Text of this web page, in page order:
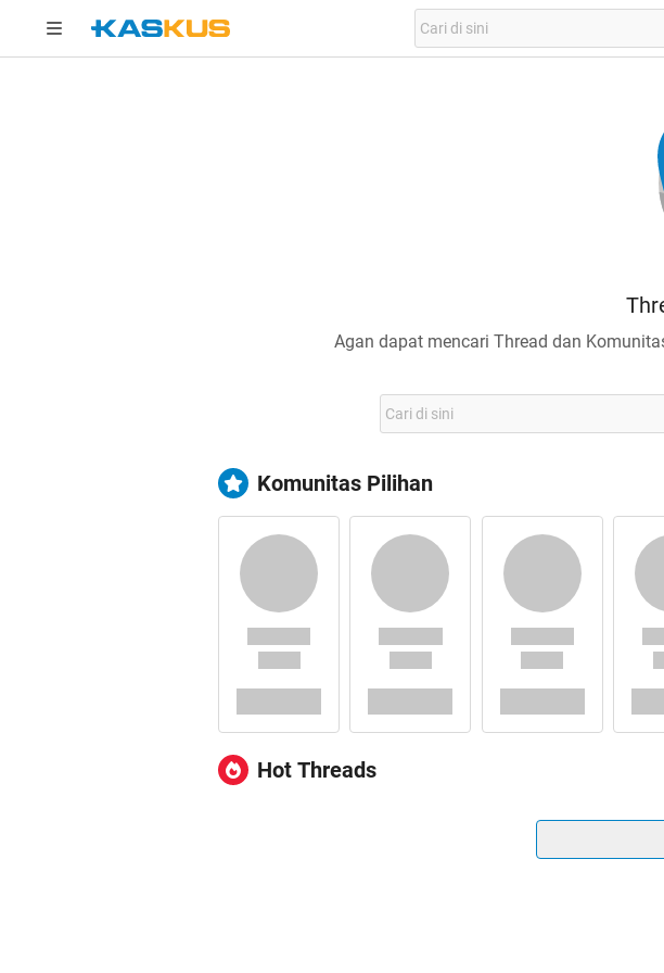
Agan dapat mencari Thread dan
Komunitas Pilihan
Hot Threads